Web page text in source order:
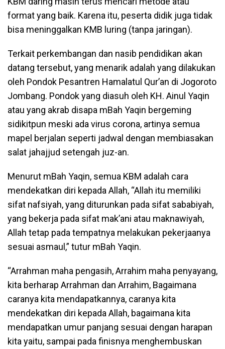
format yang baik. Karena itu, peserta didik juga tidak
bisa meninggalkan KMB luring (tanpa jaringan).
Terkait perkembangan dan nasib pendidikan akan
datang tersebut, yang menarik adalah yang dilakukan
oleh Pondok Pesantren Hamalatul Qur’an di Jogoroto
Jombang. Pondok yang diasuh oleh KH. Ainul Yaqin
atau yang akrab disapa mBah Yaqin bergeming
sidikitpun meski ada virus corona, artinya semua
mapel berjalan seperti jadwal dengan membiasakan
salat jahajjud setengah juz-an.
Menurut mBah Yaqin, semua KBM adalah cara
mendekatkan diri kepada Allah, “Allah itu memiliki
sifat nafsiyah, yang diturunkan pada sifat sababiyah,
yang bekerja pada sifat mak’ani atau maknawiyah,
Allah tetap pada tempatnya melakukan pekerjaanya
sesuai asmaul,” tutur mBah Yaqin.
“Arrahman maha pengasih, Arrahim maha penyayang,
kita berharap Arrahman dan Arrahim, Bagaimana
caranya kita mendapatkannya, caranya kita
mendekatkan diri kepada Allah, bagaimana kita
mendapatkan umur panjang sesuai dengan harapan
kita yaitu, sampai pada finisnya menghembuskan